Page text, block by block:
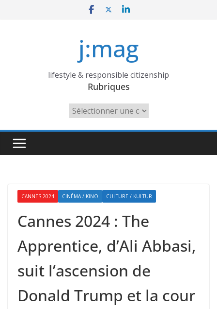
j:mag
lifestyle & responsible citizenship
Rubriques
Rubriques
CANNES 2024 CINÉMA / KINO CULTURE / KULTUR
Cannes 2024 : The
Apprentice, d’Ali Abbasi,
suit l’ascension de
Donald Trump et la cour